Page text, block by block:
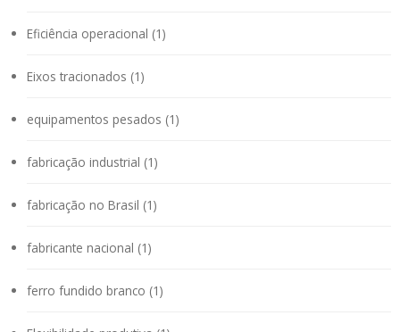
Eficiência operacional (1)
Eixos tracionados (1)
equipamentos pesados (1)
fabricação industrial (1)
fabricação no Brasil (1)
fabricante nacional (1)
ferro fundido branco (1)